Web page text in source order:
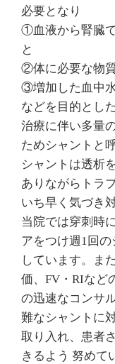
必要となり
①血液から腎臓
と
②体に必要な物
③増加した血中
などを目的とし
治療に伴い多量
ためシャントと
シャントは透析
ありながらトラ
いち早く気づき
当院では穿刺時
アをつけ週1回
しています。ま
価、FV・RIなど
の迅速なコンサ
難なシャントに
取り入れ、患者
きるよう 努めて